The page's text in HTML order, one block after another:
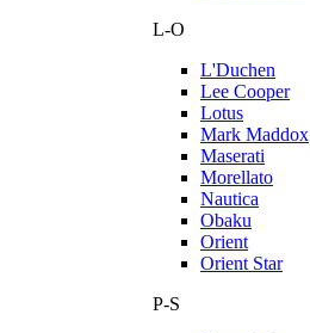
L-O
L'Duchen
Lee Cooper
Lotus
Mark Maddox
Maserati
Morellato
Nautica
Obaku
Orient
Orient Star
P-S